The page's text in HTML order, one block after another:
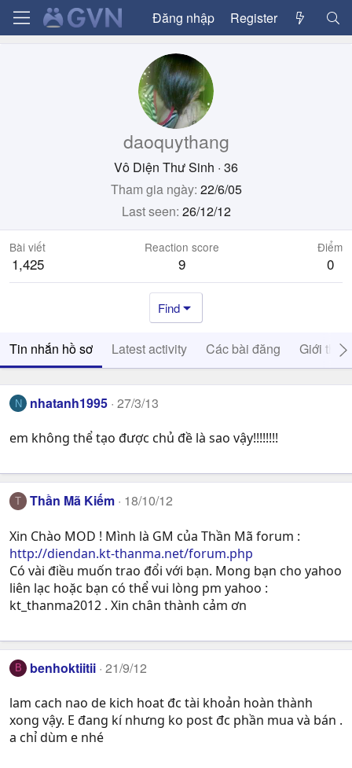
Đăng nhập Register
daoquythang
Vô Diện Thư Sinh · 36
Tham gia ngày 22/6/05
Last seen 26/12/12
Bài viết
1,425
Reaction score
9
Điểm
0
Find
Tin nhắn hồ sơ Latest activity Các bài đăng Giới thiệu
N nhatanh1995 27/3/13
em không thể tạo được chủ đề là sao vậy!!!!!!!!
T Thần Mã Kiếm 18/10/12
Xin Chào MOD ! Mình là GM của Thần Mã forum :
http://diendan.kt-thanma.net/forum.php
Có vài điều muốn trao đổi với bạn. Mong bạn cho yahoo
liên lạc hoặc bạn có thể vui lòng pm yahoo :
kt_thanma2012 . Xin chân thành cảm ơn
B benhoktiitii 21/9/12
lam cach nao de kich hoat đc tài khoản hoàn thành
xong vậy. E đang kí nhưng ko post đc phần mua và bán .
a chỉ dùm e nhé